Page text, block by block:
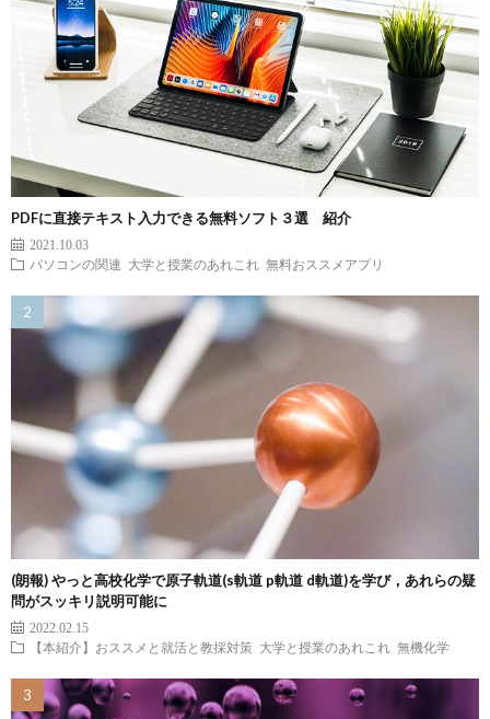
PDFに直接テキスト入力できる無料ソフト３選 紹介
2021.10.03
パソコンの関連
大学と授業のあれこれ 無料おススメアプリ
(朗報) やっと高校化学で原子軌道(s軌道 p軌道 d軌道)を学び，あれらの疑
問がスッキリ説明可能に
2022.02.15
【本紹介】おススメと就活と教採対策 大学と授業のあれこれ 無機化学